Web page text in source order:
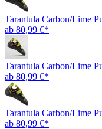
Tarantula Carbon/Lime
ab 80,99 €*
Tarantula Carbon/Lime
ab 80,99 €*
Tarantula Carbon/Lime
ab 80,99 €*